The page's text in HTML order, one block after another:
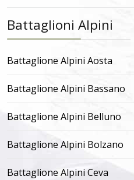
Battaglioni Alpini
Battaglione Alpini Aosta
Battaglione Alpini Bassano
Battaglione Alpini Belluno
Battaglione Alpini Bolzano
Battaglione Alpini Ceva